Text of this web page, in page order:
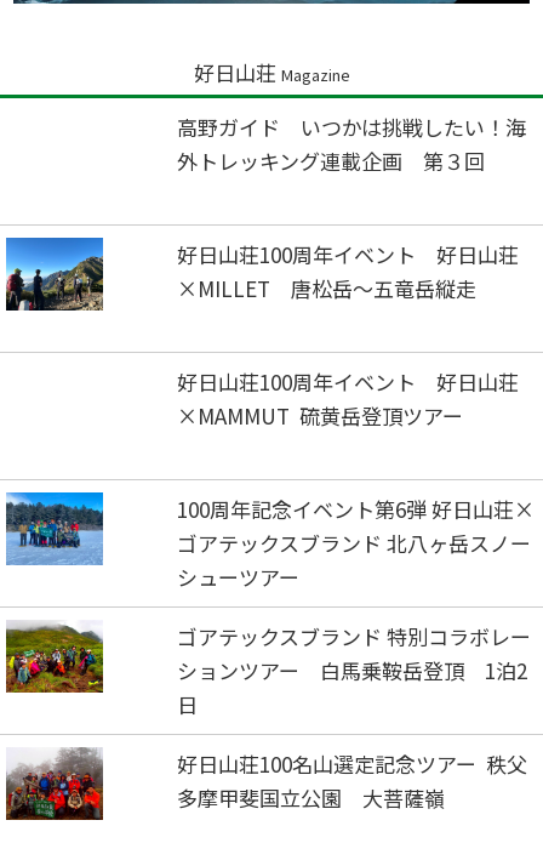
好日山荘 Magazine
高野ガイド いつかは挑戦したい！海
外トレッキング連載企画 第３回
好日山荘100周年イベント 好日山荘
×MILLET 唐松岳～五竜岳縦走
好日山荘100周年イベント 好日山荘
×MAMMUT 硫黄岳登頂ツアー
100周年記念イベント第6弾 好日山荘×
ゴアテックスブランド 北八ヶ岳スノー
シューツアー
ゴアテックスブランド 特別コラボレー
ションツアー 白馬乗鞍岳登頂 1泊2
日
好日山荘100名山選定記念ツアー 秩父
多摩甲斐国立公園 大菩薩嶺